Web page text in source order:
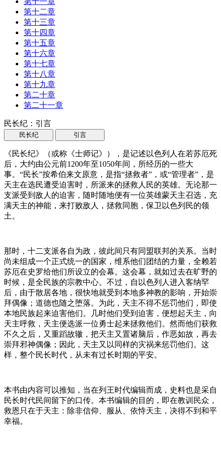
第十二章
第十三章
第十四章
第十五章
第十六章
第十七章
第十八章
第十九章
第二十章
第二十一章
民长纪：引言
民长纪 引言
《民长纪》（或称《士师记》），是记述以色列人在若苏厄死
后，大约由公元前1200年至1050年间，所经历的一些大
事。“民长”按希伯来文原意，是指“拯救者”，或“管理者”，是
天主在选民遭受迫害时，所派来的拯救人民的英雄。无论那一
支派受到敌人的迫害，随时随地便有一位英雄蒙天主召选，充
满天主的神能，来打败敌人，拯救同胞，保卫以色列民的领
土。
那时，十二支派各自为政，彼此间只有同盟联邦的关系。当时
尚未组成一个正式统一的国家，维系他们团结的力量，全赖若
苏厄在史罗给他们所设立的会幕。这会幕，就如过去在旷野的
时候，是全民族的宗教中心。不过，自以色列人进入客纳罕
后，由于散居各地，很快地就受到本地多神教的影响，开始崇
拜偶像；道德也随之堕落。为此，天主不得不惩罚他们，即使
本地民族起来迫害他们。几时他们受到迫害，便想起天主，向
天主呼救，天主便选派一位勇士起来拯救他们。然而他们获救
不久之后，又重蹈故辙，把天主又置诸脑后，作恶如故，再去
崇拜邪神偶像；因此，天主又以同样的灾祸来惩罚他们。这
样，整个民长时代，从未有过长时期的平安。
本书由内容可以推知，当在列王时代编辑而成，史料也是采自
民长时代民间留下的口传。本书编辑的目的，即在教训民众，
救恩只在于天主：除非信仰、服从、依恃天主，决得不到和平
幸福。